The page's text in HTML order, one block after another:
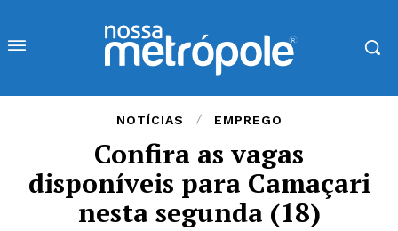
NOTÍCIAS EMPREGO
Confira as vagas
disponíveis para Camaçari
nesta segunda (18)